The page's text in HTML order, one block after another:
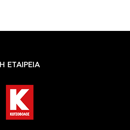
Η ΕΤΑΙΡΕΙΑ